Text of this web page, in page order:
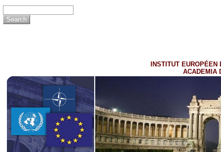
INSTITUT EUROPÉEN
ACADEMIA